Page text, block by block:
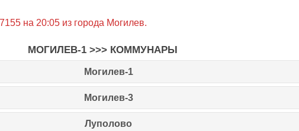
на 20:05 из города Могилев.
МОГИЛЕВ-1 >>> КОММУНАРЫ
Могилев-1
Могилев-3
Луполово